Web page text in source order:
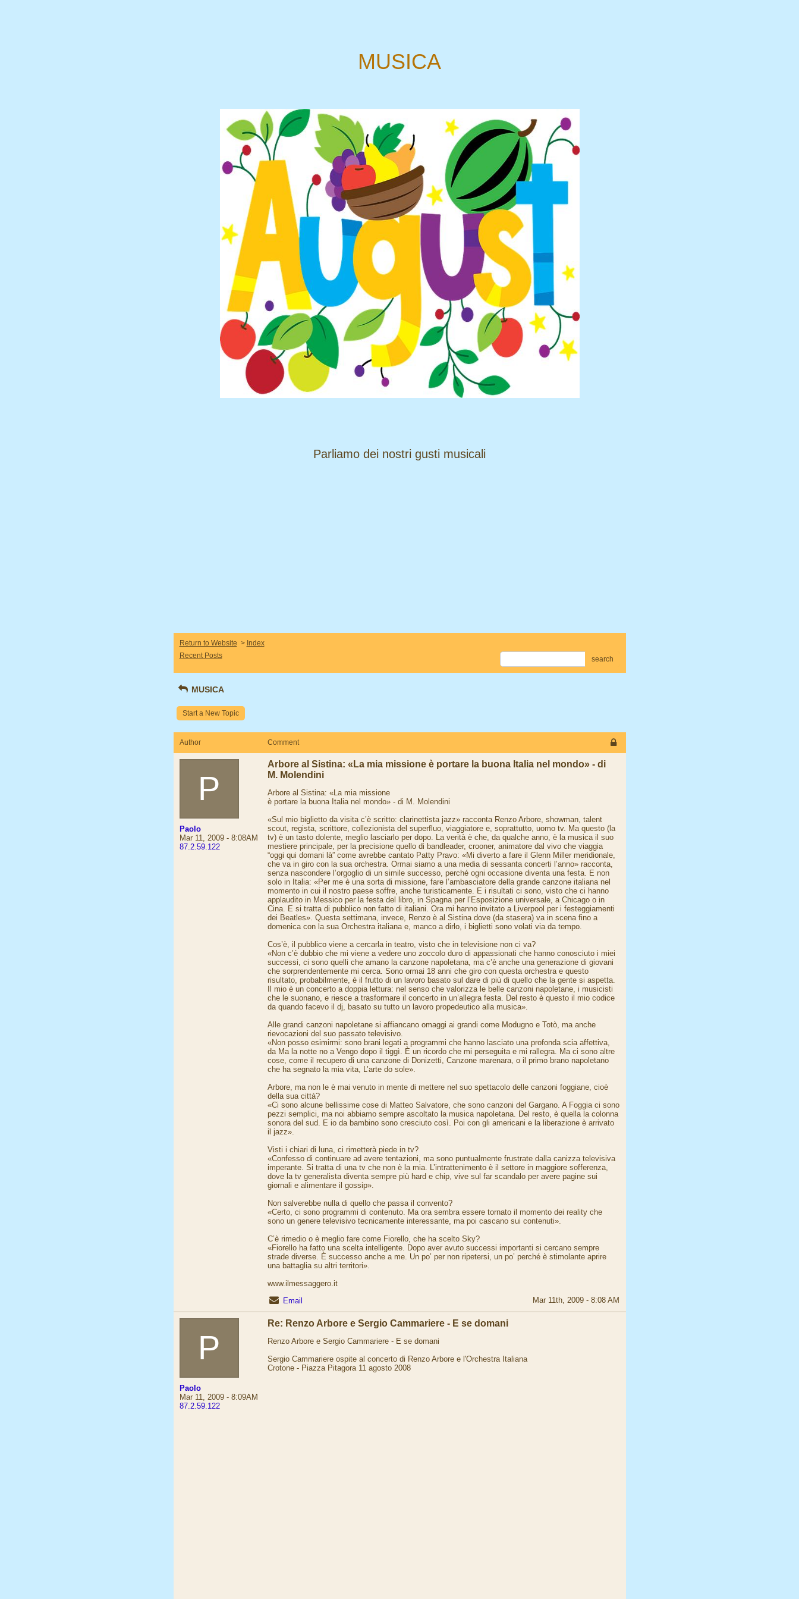
MUSICA
​​​​​​​Parliamo dei nostri gusti musicali
Return to Website > Index
Recent Posts
search
MUSICA
Start a New Topic
Author Comment
P
Paolo
Mar 11, 2009 - 8:08AM
87.2.59.122
Arbore al Sistina: «La mia missione è portare la buona Italia nel mondo» - di
M. Molendini
Arbore al Sistina: «La mia missione
è portare la buona Italia nel mondo» - di M. Molendini
«Sul mio biglietto da visita c’è scritto: clarinettista jazz» racconta Renzo Arbore, showman, talent
scout, regista, scrittore, collezionista del superfluo, viaggiatore e, soprattutto, uomo tv. Ma questo (la
tv) è un tasto dolente, meglio lasciarlo per dopo. La verità è che, da qualche anno, è la musica il suo
mestiere principale, per la precisione quello di bandleader, crooner, animatore dal vivo che viaggia
“oggi qui domani là” come avrebbe cantato Patty Pravo: «Mi diverto a fare il Glenn Miller meridionale,
che va in giro con la sua orchestra. Ormai siamo a una media di sessanta concerti l’anno» racconta,
senza nascondere l’orgoglio di un simile successo, perché ogni occasione diventa una festa. E non
solo in Italia: «Per me è una sorta di missione, fare l’ambasciatore della grande canzone italiana nel
momento in cui il nostro paese soffre, anche turisticamente. E i risultati ci sono, visto che ci hanno
applaudito in Messico per la festa del libro, in Spagna per l’Esposizione universale, a Chicago o in
Cina. E si tratta di pubblico non fatto di italiani. Ora mi hanno invitato a Liverpool per i festeggiamenti
dei Beatles». Questa settimana, invece, Renzo è al Sistina dove (da stasera) va in scena fino a
domenica con la sua Orchestra italiana e, manco a dirlo, i biglietti sono volati via da tempo.
Cos’è, il pubblico viene a cercarla in teatro, visto che in televisione non ci va?
«Non c’è dubbio che mi viene a vedere uno zoccolo duro di appassionati che hanno conosciuto i miei
successi, ci sono quelli che amano la canzone napoletana, ma c’è anche una generazione di giovani
che sorprendentemente mi cerca. Sono ormai 18 anni che giro con questa orchestra e questo
risultato, probabilmente, è il frutto di un lavoro basato sul dare di più di quello che la gente si aspetta.
Il mio è un concerto a doppia lettura: nel senso che valorizza le belle canzoni napoletane, i musicisti
che le suonano, e riesce a trasformare il concerto in un’allegra festa. Del resto è questo il mio codice
da quando facevo il dj, basato su tutto un lavoro propedeutico alla musica».
Alle grandi canzoni napoletane si affiancano omaggi ai grandi come Modugno e Totò, ma anche
rievocazioni del suo passato televisivo.
«Non posso esimirmi: sono brani legati a programmi che hanno lasciato una profonda scia affettiva,
da Ma la notte no a Vengo dopo il tiggì. È un ricordo che mi perseguita e mi rallegra. Ma ci sono altre
cose, come il recupero di una canzone di Donizetti, Canzone marenara, o il primo brano napoletano
che ha segnato la mia vita, L’arte do sole».
Arbore, ma non le è mai venuto in mente di mettere nel suo spettacolo delle canzoni foggiane, cioè
della sua città?
«Ci sono alcune bellissime cose di Matteo Salvatore, che sono canzoni del Gargano. A Foggia ci sono
pezzi semplici, ma noi abbiamo sempre ascoltato la musica napoletana. Del resto, è quella la colonna
sonora del sud. E io da bambino sono cresciuto così. Poi con gli americani e la liberazione è arrivato
il jazz».
Visti i chiari di luna, ci rimetterà piede in tv?
«Confesso di continuare ad avere tentazioni, ma sono puntualmente frustrate dalla canizza televisiva
imperante. Si tratta di una tv che non è la mia. L’intrattenimento è il settore in maggiore sofferenza,
dove la tv generalista diventa sempre più hard e chip, vive sul far scandalo per avere pagine sui
giornali e alimentare il gossip».
Non salverebbe nulla di quello che passa il convento?
«Certo, ci sono programmi di contenuto. Ma ora sembra essere tornato il momento dei reality che
sono un genere televisivo tecnicamente interessante, ma poi cascano sui contenuti».
C’è rimedio o è meglio fare come Fiorello, che ha scelto Sky?
«Fiorello ha fatto una scelta intelligente. Dopo aver avuto successi importanti si cercano sempre
strade diverse. È successo anche a me. Un po’ per non ripetersi, un po’ perché è stimolante aprire
una battaglia su altri territori».
www.ilmessaggero.it
Email
Mar 11th, 2009 - 8:08 AM
P
Paolo
Mar 11, 2009 - 8:09AM
87.2.59.122
Re: Renzo Arbore e Sergio Cammariere - E se domani
Renzo Arbore e Sergio Cammariere - E se domani
Sergio Cammariere ospite al concerto di Renzo Arbore e l'Orchestra Italiana
Crotone - Piazza Pitagora 11 agosto 2008